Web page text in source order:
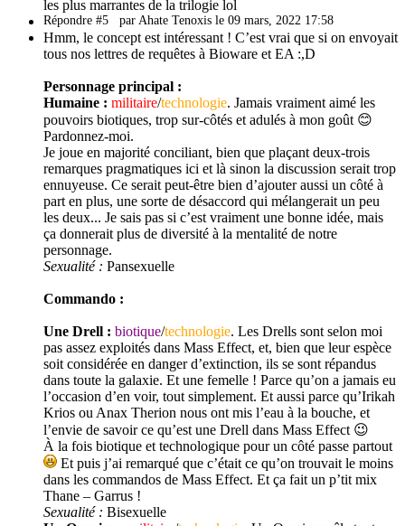
les plus marrantes de la trilogie lol
Répondre #5 par Ahate Tenoxis le 09 mars, 2022 17:58
Hmm, le concept est intéressant ! C’est vrai que si on envoyait
tous nos lettres de requêtes à Bioware et EA :,D
Personnage principal :
Humaine : militaire/technologie. Jamais vraiment aimé les
pouvoirs biotiques, trop sur-côtés et adulés à mon goût 😊
Pardonnez-moi.
Je joue en majorité conciliant, bien que plaçant deux-trois
remarques pragmatiques ici et là sinon la discussion serait trop
ennuyeuse. Ce serait peut-être bien d’ajouter aussi un côté à
part en plus, une sorte de désaccord qui mélangerait un peu
les deux... Je sais pas si c’est vraiment une bonne idée, mais
ça donnerait plus de diversité à la mentalité de notre
personnage.
Sexualité : Pansexuelle
Commando :
Une Drell : biotique/technologie. Les Drells sont selon moi
pas assez exploités dans Mass Effect, et, bien que leur espèce
soit considérée en danger d’extinction, ils se sont répandus
dans toute la galaxie. Et une femelle ! Parce qu’on a jamais eu
l’occasion d’en voir, tout simplement. Et aussi parce qu’Irikah
Krios ou Anax Therion nous ont mis l’eau à la bouche, et
l’envie de savoir ce qu’est une Drell dans Mass Effect 😉
À la fois biotique et technologique pour un côté passe partout
Et puis j’ai remarqué que c’était ce qu’on trouvait le moins
dans les commandos de Mass Effect. Et ça fait un p’tit mix
Thane – Garrus !
Sexualité : Bisexuelle